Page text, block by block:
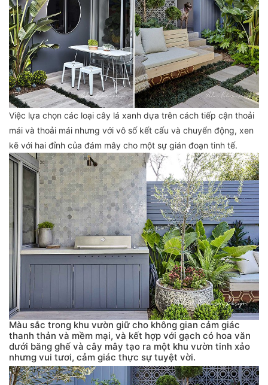
Việc lựa chọn các loại cây lá xanh dựa trên cách tiếp cận thoải
mái và thoải mái nhưng với vô số kết cấu và chuyển động, xen
kẽ với hai đỉnh của đám mây cho một sự gián đoạn tinh tế.
Màu sắc trong khu vườn giữ cho không gian cảm giác
thanh thản và mềm mại, và kết hợp với gạch có hoa văn
dưới băng ghế và cây mây tạo ra một khu vườn tinh xảo
nhưng vui tươi, cảm giác thực sự tuyệt vời.